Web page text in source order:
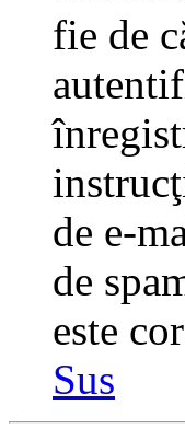
fie de
de e-
de
este
Sus